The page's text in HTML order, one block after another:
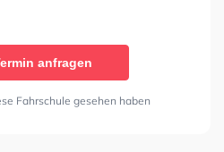
anfragen
Fahrschule gesehen haben